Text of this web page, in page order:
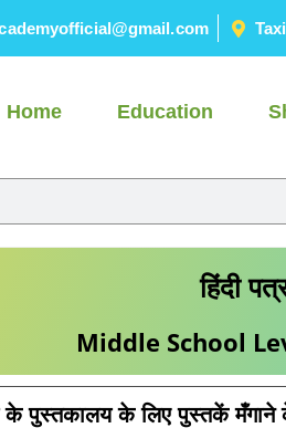
Home Education
हिंदी
Middle School
पुस्तकालय के लिए पुस्तकें मँगाने